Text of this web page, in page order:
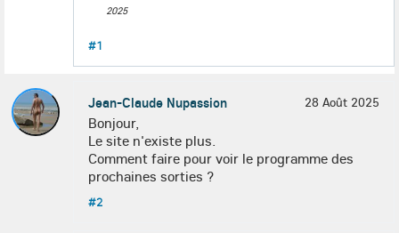
2025
#1
Jean-Claude Nupassion 28 Août 2025
Bonjour,
Le site n'existe plus.
Comment faire pour voir le programme des
prochaines sorties ?
#2